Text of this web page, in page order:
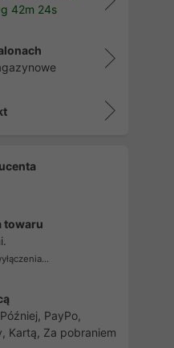
42m 24s
towaru
PayPo,
Kartą, Za pobraniem